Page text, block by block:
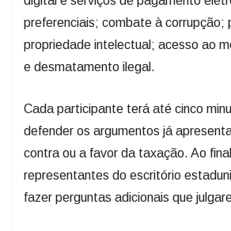
preferenciais; combate à corrupção;
propriedade intelectual; acesso ao
e desmatamento ilegal.
Cada participante terá até cinco
defender os argumentos já
contra ou a favor da taxação. Ao
representantes do escritório
fazer perguntas adicionais que